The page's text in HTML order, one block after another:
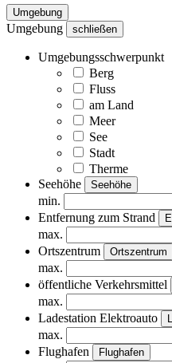
Umgebung
Umgebung schließen
Umgebungsschwerpunkt
Berg
Fluss
am Land
Meer
See
Stadt
Therme
Seehöhe
Seehöhe
min.
Entfernung zum Strand
max.
Ortszentrum
Ortszentrum
max.
öffentliche Verkehrsmittel
max.
Ladestation Elektroauto
max.
Flughafen
Flughafen